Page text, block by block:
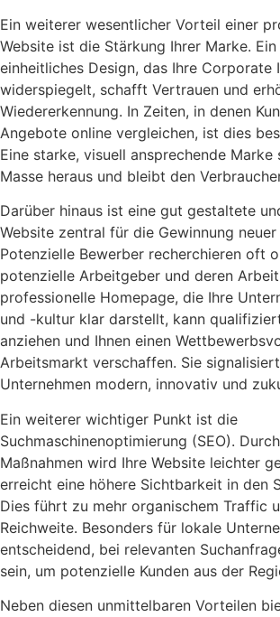
Ein weiterer wesentlicher Vorteil einer
Website ist die Stärkung Ihrer Marke.
einheitliches Design, das Ihre Corporate
widerspiegelt, schafft Vertrauen und
Wiedererkennung. In Zeiten, in denen
Angebote online vergleichen, ist dies
Eine starke, visuell ansprechende
Masse heraus und bleibt den
Darüber hinaus ist eine gut gestaltete
Website zentral für die Gewinnung neuer
Potenzielle Bewerber recherchieren oft
potenzielle Arbeitgeber und deren
professionelle Homepage, die Ihre
und -kultur klar darstellt, kann
anziehen und Ihnen einen
Arbeitsmarkt verschaffen. Sie
Unternehmen modern, innovativ und
Ein weiterer wichtiger Punkt ist die
Suchmaschinenoptimierung (SEO).
Maßnahmen wird Ihre Website leichter
erreicht eine höhere Sichtbarkeit in den
Dies führt zu mehr organischem Traffic
Reichweite. Besonders für lokale
entscheidend, bei relevanten
sein, um potenzielle Kunden aus der
Neben diesen unmittelbaren Vorteilen